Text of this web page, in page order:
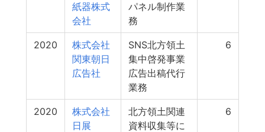
紙器株式
会社
パネル制作業
務
2020
株式会社
関東朝日
広告社
SNS北方領土
集中啓発事業
広告出稿代行
業務
6
2020
株式会社
日展
北方領土関連
資料収集等に
6